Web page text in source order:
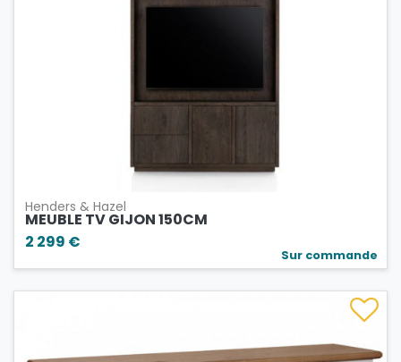
Henders & Hazel
MEUBLE TV GIJON 150CM
2 299 €
Sur commande